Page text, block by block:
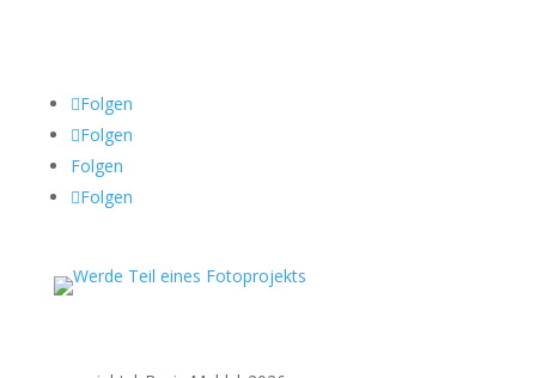
Folgen
Folgen
Folgen
Folgen